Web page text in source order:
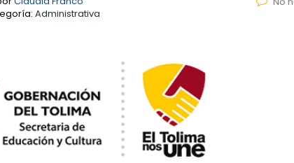
Administrativa